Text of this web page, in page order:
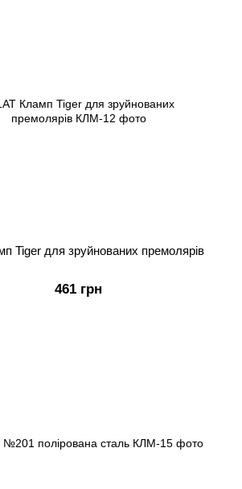
Tiger для зруйнованих премолярів
461 грн